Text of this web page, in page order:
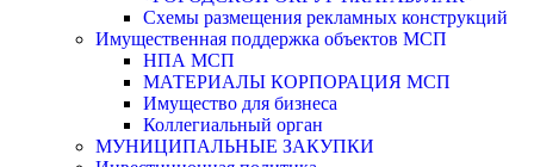
Схемы размещения рекламных конструкций
Имущественная поддержка объектов МСП
НПА МСП
МАТЕРИАЛЫ КОРПОРАЦИЯ МСП
Имущество для бизнеса
Коллегиальный орган
МУНИЦИПАЛЬНЫЕ ЗАКУПКИ